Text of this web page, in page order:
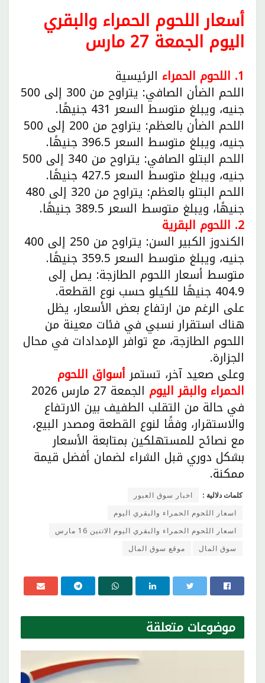
أسعار اللحوم الحمراء والبقري
اليوم الجمعة 27 مارس
1. اللحوم الحمراء الرئيسية
اللحم الضأن الصافي: يتراوح من 300 إلى 500
جنيه، ويبلغ متوسط السعر 431 جنيهًا.
اللحم الضأن بالعظم: يتراوح من 200 إلى 500
جنيه، ويبلغ متوسط السعر 396.5 جنيهًا.
اللحم البتلو الصافي: يتراوح من 340 إلى 500
جنيه، ويبلغ متوسط السعر 427.5 جنيهًا.
اللحم البتلو بالعظم: يتراوح من 320 إلى 480
جنيهًا، ويبلغ متوسط السعر 389.5 جنيهًا.
2. اللحوم البقرية
الكندوز الكبير السن: يتراوح من 250 إلى 400
جنيه، ويبلغ متوسط السعر 359.5 جنيهًا.
متوسط أسعار اللحوم الطازجة: يصل إلى
404.9 جنيهًا للكيلو حسب نوع القطعة.
على الرغم من ارتفاع بعض الأسعار، يظل
هناك استقرار نسبي في فئات معينة من
اللحوم الطازجة، مع توافر الإمدادات في محال
الجزارة.
وعلى صعيد آخر، تستمرأسواق اللحوم
الحمراء والبقر اليوم الجمعة 27 مارس 2026
في حالة من التقلب الطفيف بين الارتفاع
والاستقرار، وفقًا لنوع القطعة ومصدر البيع،
مع نصائح للمستهلكين بمتابعة الأسعار
بشكل دوري قبل الشراء لضمان أفضل قيمة
ممكنة.
كلمات دلالية :
اخبار سوق العبور
اسعار اللحوم الحمراء والبقري اليوم
اسعار اللحوم الحمراء والبقري اليوم الاتنين 16 مارس
سوق المال
موقع سوق المال
موضوعات متعلقة